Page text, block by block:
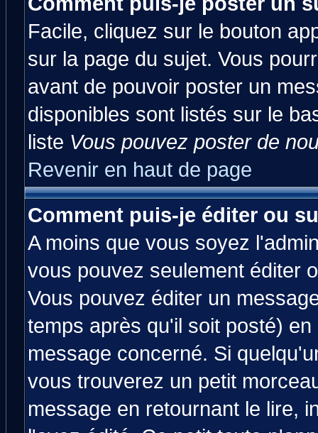
Facile, cliquez sur le bouton
sur la page du sujet. Vous
avant de pouvoir poster un
disponibles sont listés sur le
liste Vous pouvez poster de
Revenir en haut de page
Comment puis-je éditer ou
A moins que vous soyez
vous pouvez seulement éditer
Vous pouvez éditer un
temps après qu'il soit posté)
message concerné. Si
vous trouverez un petit
message en retournant le lire,